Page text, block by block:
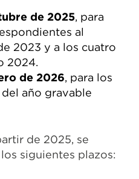
de 2025, para
al
2023 y a los cuatro
2024.
de 2026, para los
año gravable
de 2025, se
siguientes plazos: